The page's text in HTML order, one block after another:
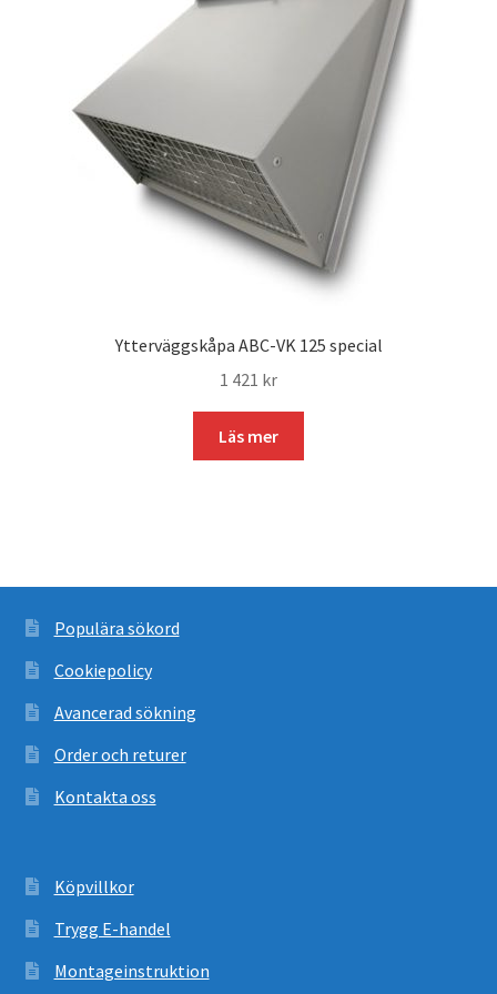
Ytterväggskåpa ABC-VK 125 special
1 421 kr
Läs mer
Populära sökord
Cookiepolicy
Avancerad sökning
Order och returer
Kontakta oss
Köpvillkor
Trygg E-handel
Montageinstruktion